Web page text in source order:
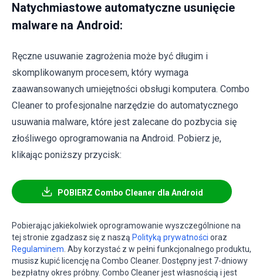
Natychmiastowe automatyczne usunięcie
malware na Android:
Ręczne usuwanie zagrożenia może być długim i
skomplikowanym procesem, który wymaga
zaawansowanych umiejętności obsługi komputera. Combo
Cleaner to profesjonalne narzędzie do automatycznego
usuwania malware, które jest zalecane do pozbycia się
złośliwego oprogramowania na Android. Pobierz je,
klikając poniższy przycisk:
POBIERZ Combo Cleaner dla Android
Pobierając jakiekolwiek oprogramowanie wyszczególnione na
tej stronie zgadzasz się z naszą Polityką prywatności oraz
Regulaminem. Aby korzystać z w pełni funkcjonalnego produktu,
musisz kupić licencję na Combo Cleaner. Dostępny jest 7-dniowy
bezpłatny okres próbny. Combo Cleaner jest własnością i jest